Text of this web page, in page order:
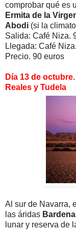
comprobar qué es
Ermita de la
Abodi (si la
Salida: Café Niza.
Llegada: Café
Precio. 90 euros
Día 13 de
Reales y Tudela
Al sur de Navarra,
las áridas
lunar y reserva de